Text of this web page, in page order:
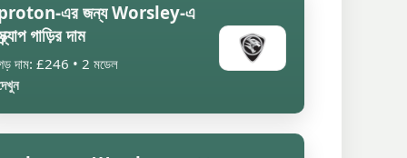
এর জন্য Worsley-এ
গাড়ির দাম
দাম: £246 • 2 মডেল